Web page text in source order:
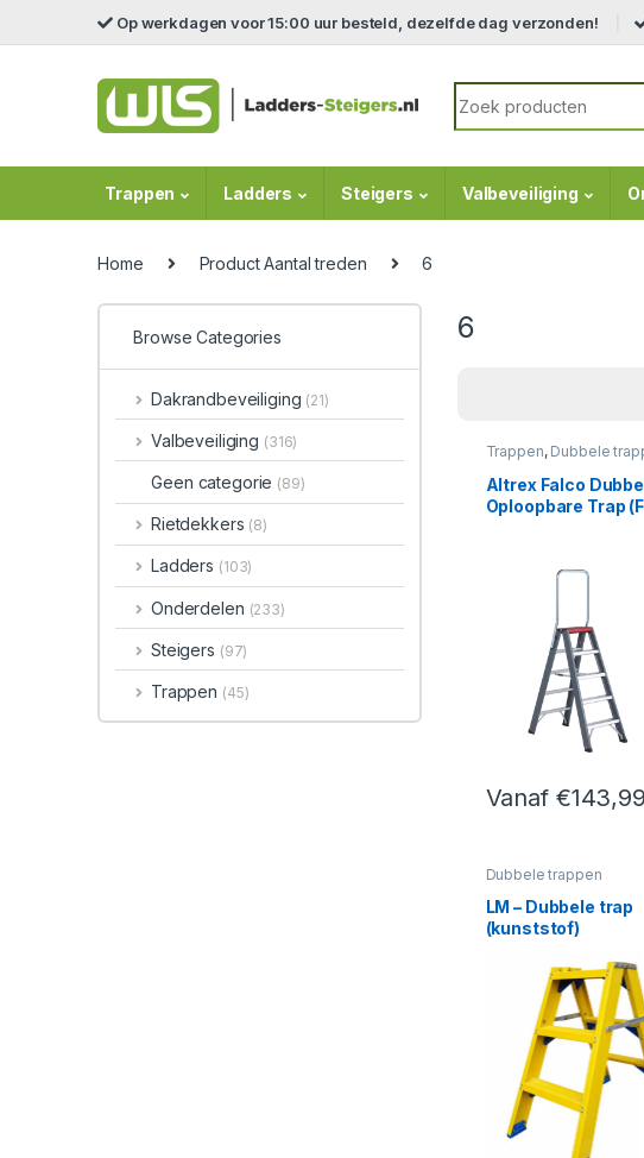
Skip to navigation
Skip to content Op werkdagen voor 15:00 uur besteld, dezelfde dag verzonden!
Search for:
Trappen Ladders Steigers Valbeveiliging
Home Product Aantal treden 6
6
Trappen, Dubbele
Altrex Falco
Oploopbare Trap
Vanaf €143,99
Dit product heeft
Dubbele trappen
LM – Dubbele trap
(kunststof)
Browse Categories
Dakrandbeveiliging (21)
Valbeveiliging (316)
Geen categorie (89)
Rietdekkers (8)
Ladders (103)
Onderdelen (233)
Steigers (97)
Trappen (45)